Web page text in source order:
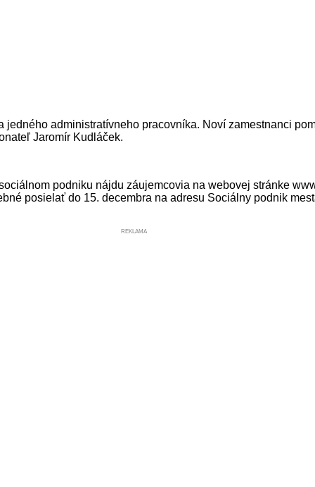
administratívneho pracovníka. Noví zamestnanci
Jaromír Kudláček.
podniku nájdu záujemcovia na webovej stránke
posielať do 15. decembra na adresu Sociálny podnik
REKLAMA